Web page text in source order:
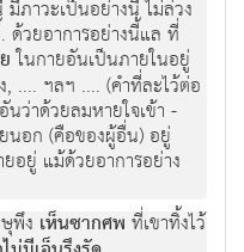
ภาวะเป็นอย่างนี้ ไม่ล่วง
ด้วยอาการอย่างนี้แล ที่
ในกายอันเป็นภายในอยู่
.... ฯลฯ .... (คำที่ละไว้ต่อ
ว่าด้วยลมหายใจเข้า -
นอก (คือของผู้อื่น) อยู่
อยู่ แม้ด้วยอาการอย่าง
พึง เห็นซากศพ ที่เขาทิ้งไว้